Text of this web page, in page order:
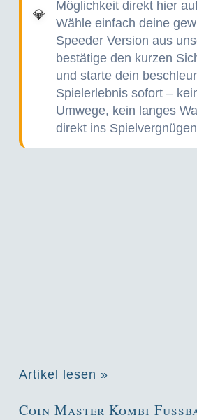
💎
Möglichkeit direkt hier
Wähle einfach deine
Speeder Version aus
bestätige den kurzen
und starte dein
Spielerlebnis sofort –
Umwege, kein langes
direkt ins
Artikel lesen »
Coin Master Kombi